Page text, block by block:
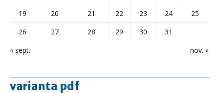
« sept. nov. »
19
20 21 22 23 24
25
26
27 28 29 30 31
varianta pdf